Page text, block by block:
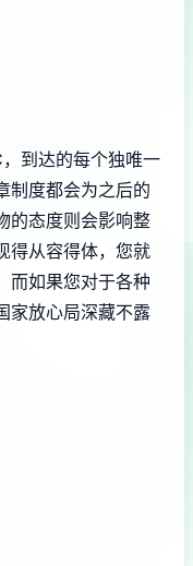
到达的每个独唯一
制度都会为之后的
的态度则会影响整
得从容得体，您就
而如果您对于各种
家放心局深藏不露